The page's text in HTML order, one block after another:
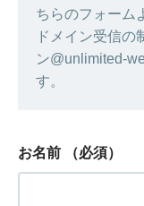
ちらのフォーム
ドメイン受信の
ン@unlimited-
す。
お名前 （必須）